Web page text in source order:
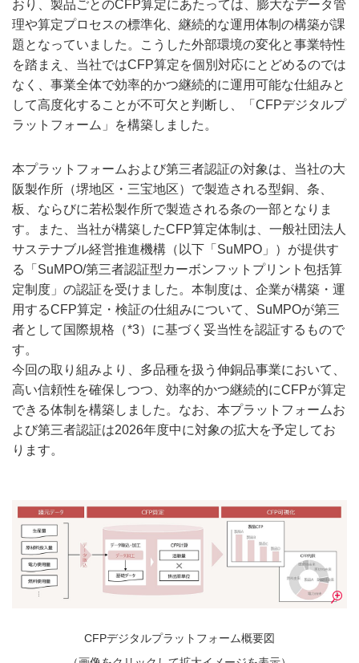
おり、製品ごとのCFP算定にあたっては、膨大なデータ管
理や算定プロセスの標準化、継続的な運用体制の構築が課
題となっていました。こうした外部環境の変化と事業特性
を踏まえ、当社ではCFP算定を個別対応にとどめるのでは
なく、事業全体で効率的かつ継続的に運用可能な仕組みと
して高度化することが不可欠と判断し、「CFPデジタルプ
ラットフォーム」を構築しました。
本プラットフォームおよび第三者認証の対象は、当社の大
阪製作所（堺地区・三宝地区）で製造される型銅、条、
板、ならびに若松製作所で製造される条の一部となりま
す。また、当社が構築したCFP算定体制は、一般社団法人
サステナブル経営推進機構（以下「SuMPO」）が提供す
る「SuMPO/第三者認証型カーボンフットプリント包括算
定制度」の認証を受けました。本制度は、企業が構築・運
用するCFP算定・検証の仕組みについて、SuMPOが第三
者として国際規格（*3）に基づく妥当性を認証するもので
す。
今回の取り組みより、多品種を扱う伸銅品事業において、
高い信頼性を確保しつつ、効率的かつ継続的にCFPが算定
できる体制を構築しました。なお、本プラットフォームお
よび第三者認証は2026年度中に対象の拡大を予定してお
ります。
CFPデジタルプラットフォーム概要図